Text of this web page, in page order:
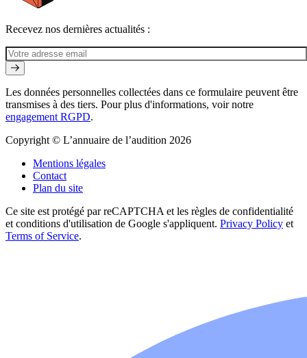
Recevez nos dernières actualités :
Les données personnelles collectées dans ce formulaire peuvent être
transmises à des tiers. Pour plus d'informations, voir notre
engagement RGPD.
Copyright © L’annuaire de l’audition 2026
Mentions légales
Contact
Plan du site
Ce site est protégé par reCAPTCHA et les règles de confidentialité
et conditions d'utilisation de Google s'appliquent. Privacy Policy et
Terms of Service.